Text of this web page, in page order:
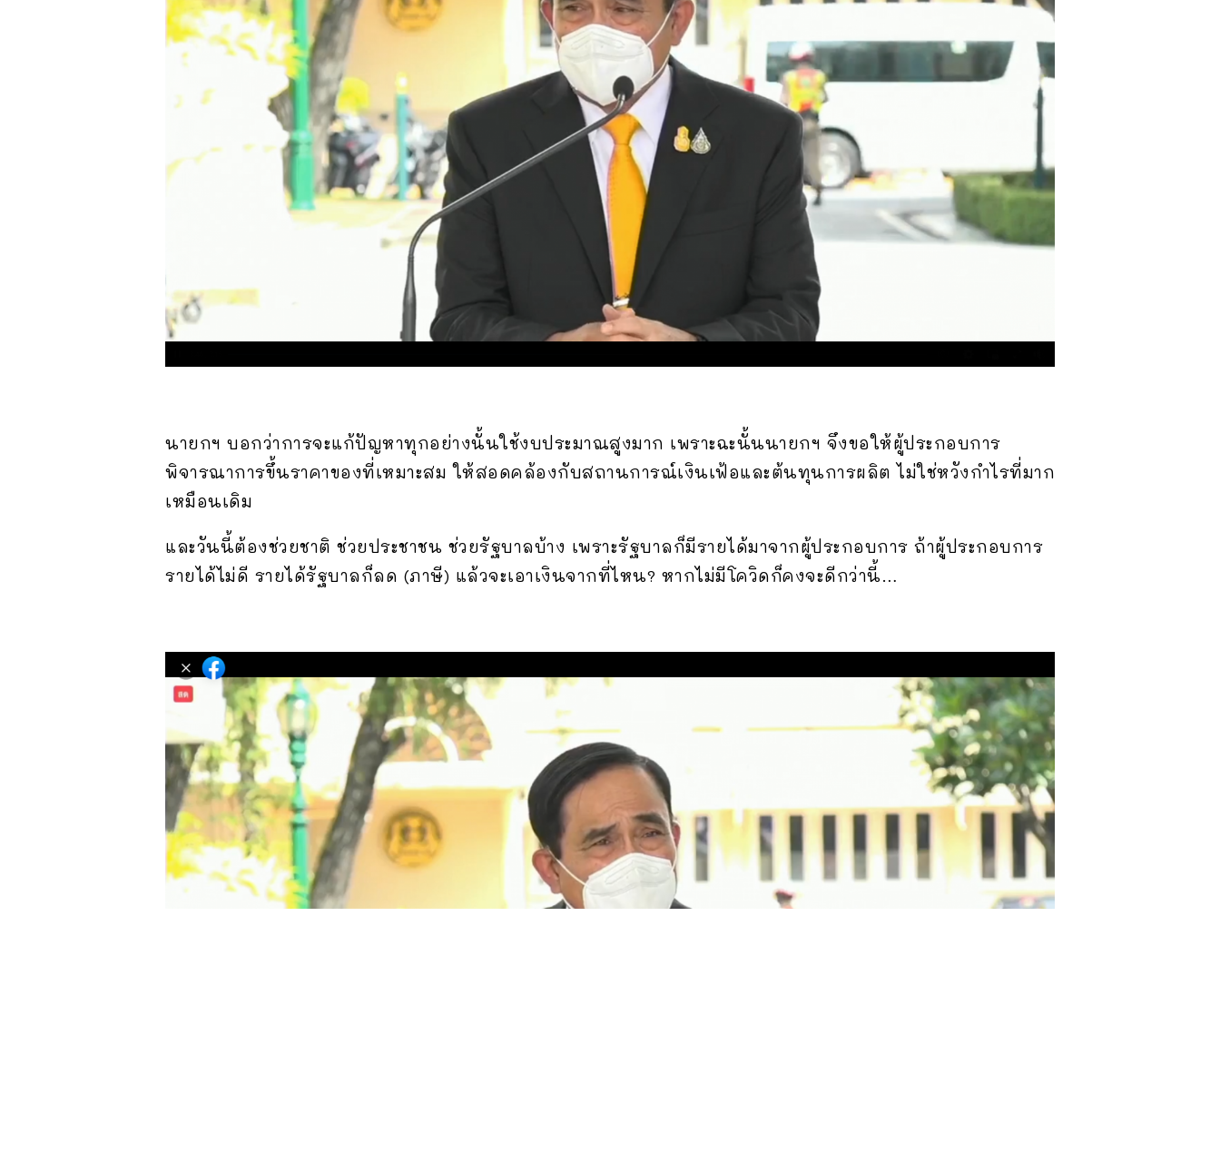
นายกฯ บอกว่าการจะแก้ปัญหาทุกอย่างนั้นใช้งบประมาณสูงมาก เพราะฉะนั้นนายกฯ จึงขอให้ผู้ประกอบการ
พิจารณาการขึ้นราคาของที่เหมาะสม ให้สอดคล้องกับสถานการณ์เงินเฟ้อและต้นทุนการผลิต ไม่ใช่หวังกำไรที่มาก
เหมือนเดิม
และวันนี้ต้องช่วยชาติ ช่วยประชาชน ช่วยรัฐบาลบ้าง เพราะรัฐบาลก็มีรายได้มาจากผู้ประกอบการ ถ้าผู้ประกอบการ
รายได้ไม่ดี รายได้รัฐบาลก็ลด (ภาษี) แล้วจะเอาเงินจากที่ไหน? หากไม่มีโควิดก็คงจะดีกว่านี้…